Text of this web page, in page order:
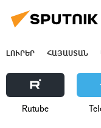
ԼՈՒՐԵՐ ՀԱՅԱՍՏԱՆ
Rutube